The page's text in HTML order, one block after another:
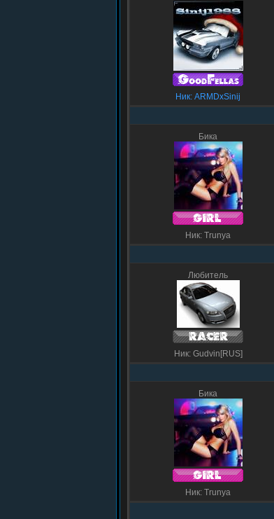
Ник: ARMDxSinij
Бика
Ник: Trunya
Любитель
Ник: Gudvin[RUS]
Бика
Ник: Trunya